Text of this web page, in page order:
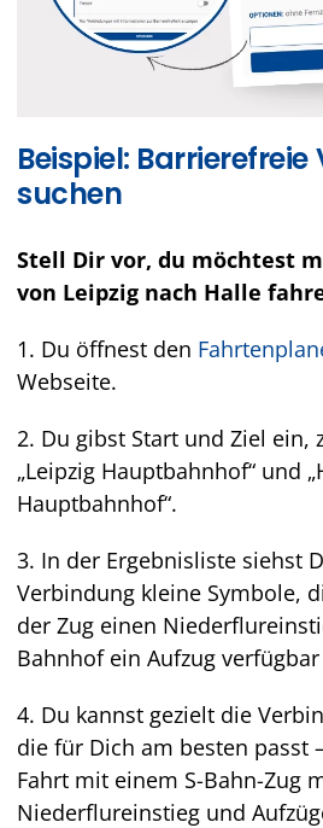
Beispiel:
suchen
Stell Dir vor, du möchtest
von Leipzig nach Halle
1. Du öffnest den
Webseite.
2. Du gibst Start und Ziel ein,
„Leipzig Hauptbahnhof“ und
Hauptbahnhof“.
3. In der Ergebnisliste siehst
Verbindung kleine Symbole,
der Zug einen
Bahnhof ein Aufzug
4. Du kannst gezielt die
die für Dich am besten passt
Fahrt mit einem S-Bahn-Zug
Niederflureinstieg und